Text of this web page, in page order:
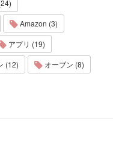
Amazon (3)
アプリ (19)
(12)
オーブン (8)